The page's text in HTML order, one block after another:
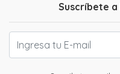
Suscríbete